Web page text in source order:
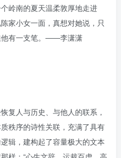
岭南的夏天温柔敦厚地走进
家小女一面，真想对她说，只
他有一支笔。——李潇潇
复人与历史、与他人的联系，
秩序的诗性关联，充满了具有
辑，建构起了容量极大的文本